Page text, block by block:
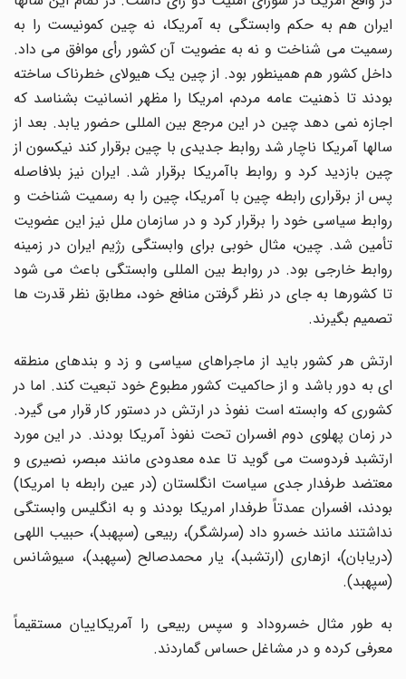
ایران هم به حکم وابستگی به آمریکا، نه چین کمونیست را به
رسمیت می شناخت و نه به عضویت آن کشور رأی موافق می داد.
داخل کشور هم همینطور بود. از چین یک هیولای خطرناک ساخته
بودند تا ذهنیت عامه مردم، امریکا را مظهر انسانیت بشناسد که
اجازه نمی دهد چین در این مرجع بین المللی حضور یابد. بعد از
سالها آمریکا ناچار شد روابط جدیدی با چین برقرار کند نیکسون از
چین بازدید کرد و روابط باآمریکا برقرار شد. ایران نیز بلافاصله
پس از برقراری رابطه چین با آمریکا، چین را به رسمیت شناخت و
روابط سیاسی خود را برقرار کرد و در سازمان ملل نیز این عضویت
تأمین شد. چین، مثال خوبی برای وابستگی رژیم ایران در زمینه
روابط خارجی بود. در روابط بین المللی وابستگی باعث می شود
تا کشورها به جای در نظر گرفتن منافع خود، مطابق نظر قدرت ها
تصمیم بگیرند.
ارتش هر کشور باید از ماجراهای سیاسی و زد و بندهای منطقه
ای به دور باشد و از حاکمیت کشور مطبوع خود تبعیت کند. اما در
کشوری که وابسته است نفوذ در ارتش در دستور کار قرار می گیرد.
در زمان پهلوی دوم افسران تحت نفوذ آمریکا بودند. در این مورد
ارتشبد فردوست می گوید تا عده معدودی مانند مبصر، نصیری و
معتضد طرفدار جدی سیاست انگلستان (در عین رابطه با امریکا)
بودند، افسران عمدتاً طرفدار امریکا بودند و به انگلیس وابستگی
نداشتند مانند خسرو داد (سرلشگر)، ربیعی (سپهبد)، حبیب اللهی
(دریابان)، ازهاری (ارتشبد)، یار محمدصالح (سپهبد)، سیوشانس
(سپهبد).
به طور مثال خسروداد و سپس ربیعی را آمریکاییان مستقیماً
معرفی کرده و در مشاغل حساس گماردند.